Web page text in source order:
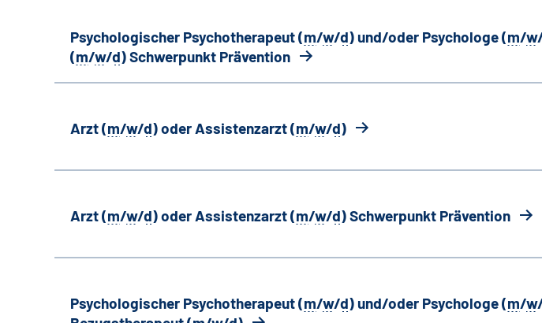
Psychologischer Psychotherapeut (m/w/d) und/oder Psychologe (m/w
(m/w/d) Schwerpunkt Prävention
Arzt (m/w/d) oder Assistenzarzt (m/w/d)
Arzt (m/w/d) oder Assistenzarzt (m/w/d) Schwerpunkt Prävention
Psychologischer Psychotherapeut (m/w/d) und/oder Psychologe (m/w